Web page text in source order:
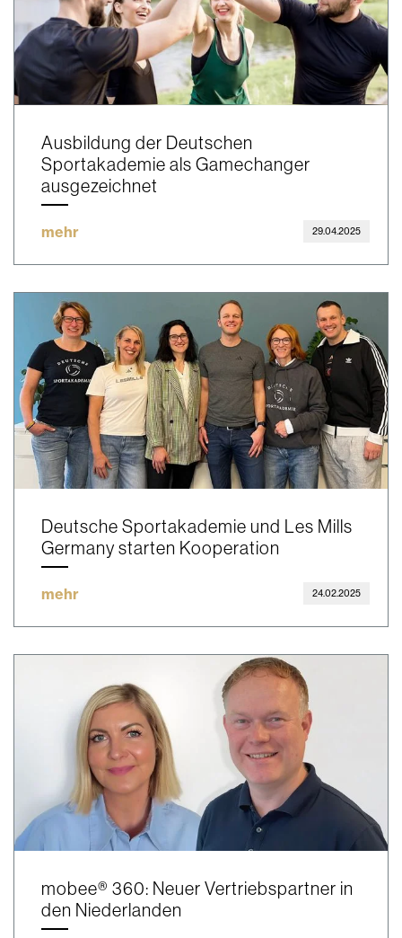
Ausbildung der Deutschen
Sportakademie als Gamechanger
ausgezeichnet
mehr 29.04.2025
Deutsche Sportakademie und Les Mills
Germany starten Kooperation
mehr 24.02.2025
mobee® 360: Neuer Vertriebspartner in
den Niederlanden